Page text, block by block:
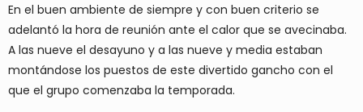
En el buen ambiente de siempre y con buen criterio se
adelantó la hora de reunión ante el calor que se avecinaba.
A las nueve el desayuno y a las nueve y media estaban
montándose los puestos de este divertido gancho con el
que el grupo comenzaba la temporada.